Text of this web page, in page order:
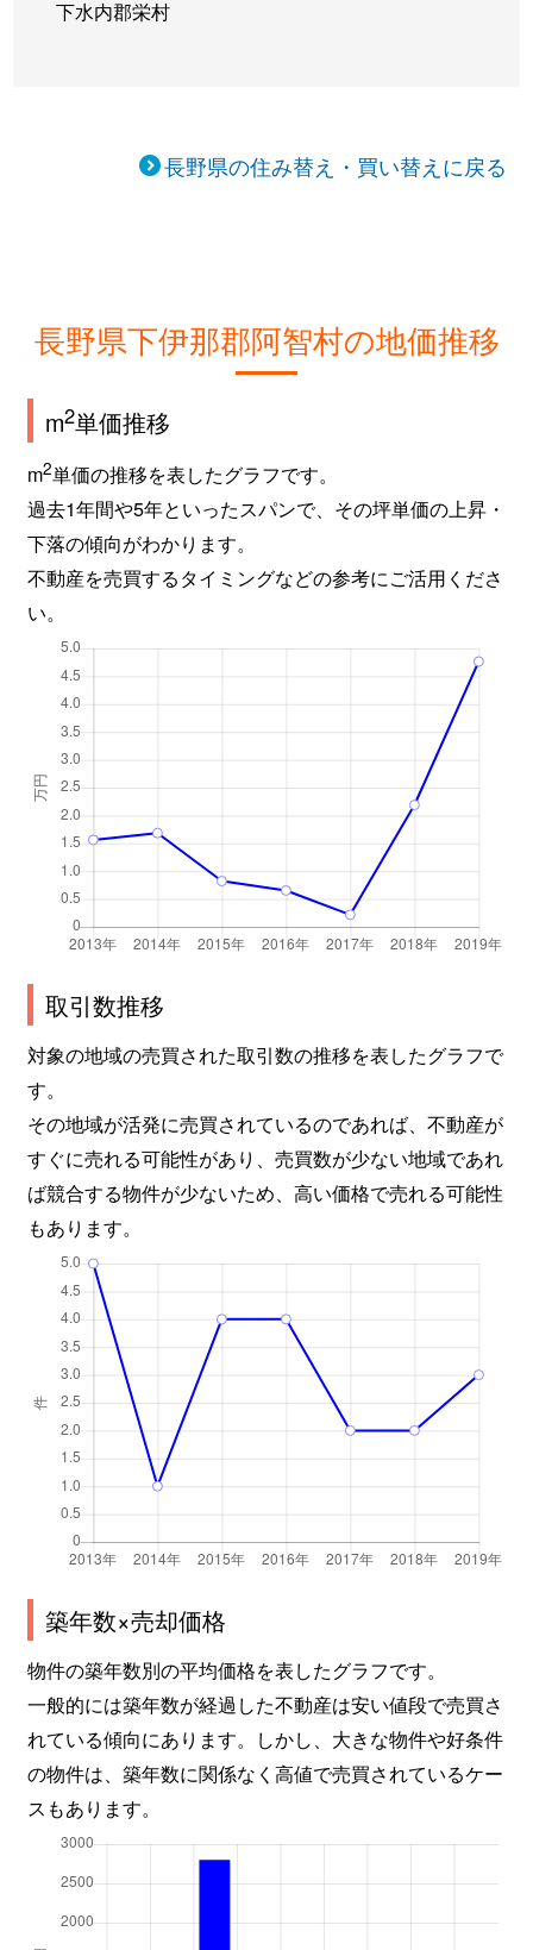
下水内郡栄村
長野県の住み替え・買い替えに戻る
長野県下伊那郡阿智村の地価推移
m2単価推移
m2単価の推移を表したグラフです。
過去1年間や5年といったスパンで、その坪単価の上昇・
下落の傾向がわかります。
不動産を売買するタイミングなどの参考にご活用くださ
い。
取引数推移
対象の地域の売買された取引数の推移を表したグラフで
す。
その地域が活発に売買されているのであれば、不動産が
すぐに売れる可能性があり、売買数が少ない地域であれ
ば競合する物件が少ないため、高い価格で売れる可能性
もあります。
築年数×売却価格
物件の築年数別の平均価格を表したグラフです。
一般的には築年数が経過した不動産は安い値段で売買さ
れている傾向にあります。しかし、大きな物件や好条件
の物件は、築年数に関係なく高値で売買されているケー
スもあります。